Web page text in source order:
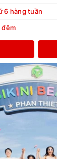
6 hàng tuần
đêm